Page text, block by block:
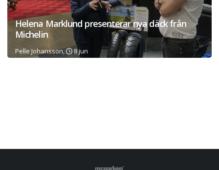
Helena Marklund presenterar nya däck från
Michelin
Pelle Johansson, 8 jun